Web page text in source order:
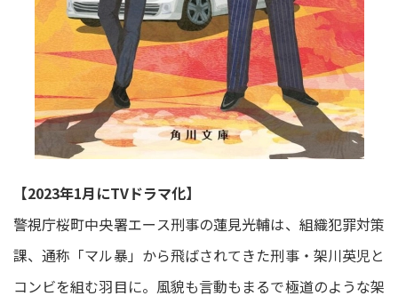
【2023年1月にTVドラマ化】
警視庁桜町中央署エース刑事の蓮見光輔は、組織犯罪対策
課、通称「マル暴」から飛ばされてきた刑事・架川英児と
コンビを組む羽目に。風貌も言動もまるで極道のような架